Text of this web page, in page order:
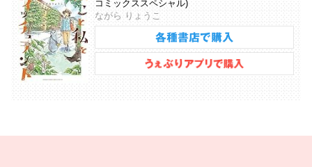
コミックススペシャル)
ながら りょうこ